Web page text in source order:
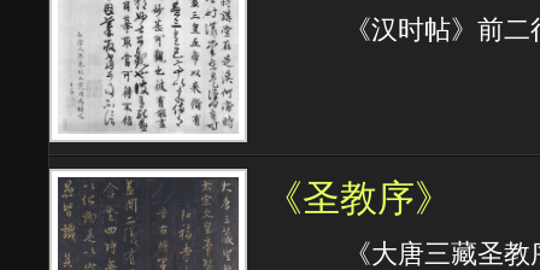
《汉时帖》前
《圣教序》
《大唐三藏圣